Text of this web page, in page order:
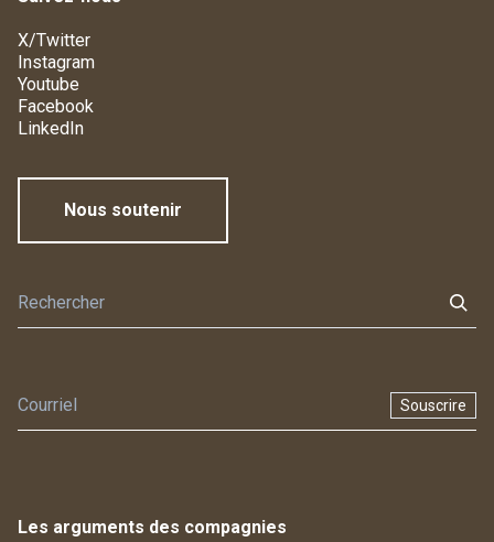
X/Twitter
Instagram
Youtube
Facebook
LinkedIn
Nous soutenir
Souscrire
Les arguments des compagnies